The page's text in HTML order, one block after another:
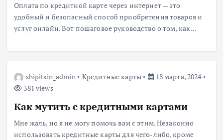
Оплата по кредитной карте через интернет — это
удобный и безопасный способ приобретения товаров и
услуг онлайн. Вот пошаговое руководство о том, как…
shipitsin_admin Кредитные карты
18 марта, 2024
381 views
Как мутить с кредитными картами
Мне жаль, но я не могу помочь вам с этим. Незаконно
использовать кредитные карты для чего-либо, кроме